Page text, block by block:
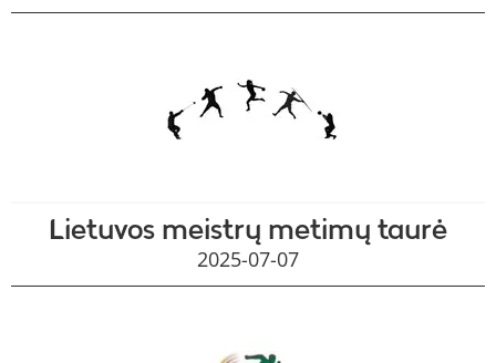
Lietuvos meistrų metimų taurė
2025-07-07